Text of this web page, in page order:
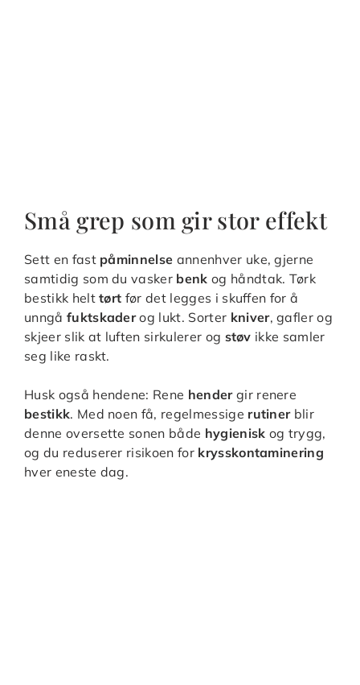
Små grep som gir stor effekt
Sett en fast påminnelse annenhver uke, gjerne
samtidig som du vasker benk og håndtak. Tørk
bestikk helttørt før det legges i skuffen for å
unngå fuktskaderog lukt. Sorter kniver, gafler og
skjeer slik at luften sirkulerer og støv ikke samler
seg like raskt.
Husk også hendene: Rene hendergir renere
bestikk. Med noen få, regelmessige rutinerblir
denne oversette sonen både hygienisk og trygg,
og du reduserer risikoen for krysskontaminering
hver eneste dag.